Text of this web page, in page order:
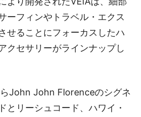
ーフィンやトラベル・エクス
せることにフォーカスしたハ
クセサリーがラインナップし
John John Florenceのシグネ
とリーシュコード、ハワイ・